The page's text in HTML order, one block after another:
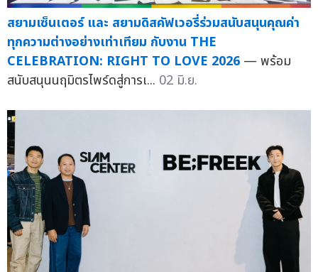
สยามเซ็นเตอร์ และ สยามดิสคัฟเวอรี่ร่วมสนับสนุนคุณค่า
ทุกความต่างอย่างเท่าเทียม กับงาน THE
CELEBRATION: RIGHT TO LOVE 2026 — พร้อม
สนับสนุนนฤมิตรไพร์ดสู่การเ... 02 มิ.ย.